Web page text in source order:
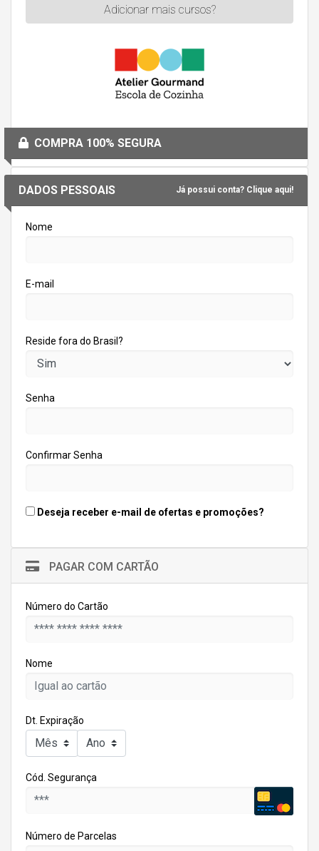
DADOS PESSOAIS Já possui conta? Clique aqui!
Nome
E-mail
Reside fora do Brasil?
Senha
Confirmar Senha
Deseja receber e-mail de ofertas e promoções?
PAGAR COM CARTÃO
Número do Cartão
Nome
Dt. Expiração
Cód. Segurança
Número de Parcelas
Adicionar mais cursos?
COMPRA 100% SEGURA